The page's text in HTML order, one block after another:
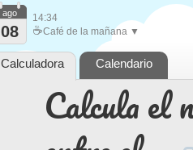
Calcula el
ago
08
14:34
☕Café de la mañana ▼
Calculadora Calendario